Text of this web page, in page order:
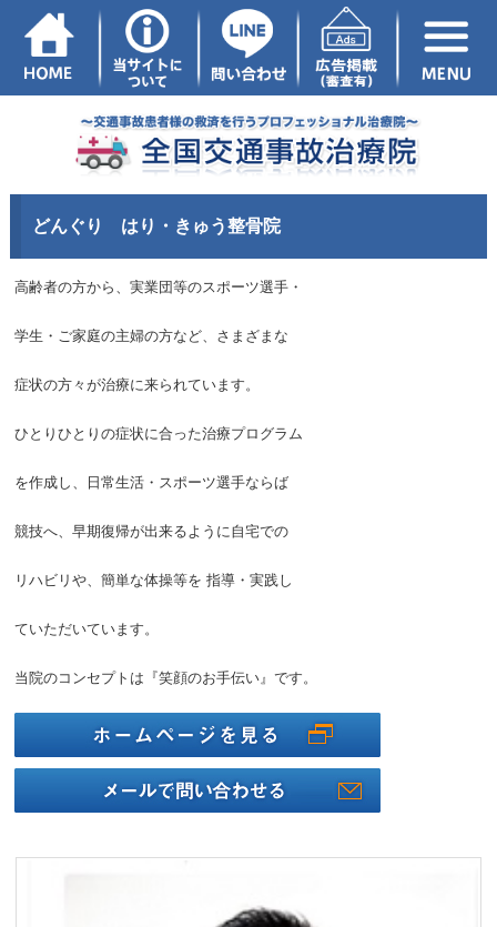
どんぐり はり・きゅう整骨院
高齢者の方から、実業団等のスポーツ選手・
学生・ご家庭の主婦の方など、さまざまな
症状の方々が治療に来られています。
ひとりひとりの症状に合った治療プログラム
を作成し、日常生活・スポーツ選手ならば
競技へ、早期復帰が出来るように自宅での
リハビリや、簡単な体操等を 指導・実践し
ていただいています。
当院のコンセプトは『笑顔のお手伝い』です。